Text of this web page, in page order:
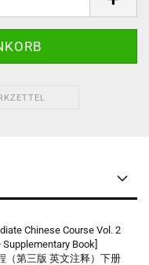
Chinese Course Vol. 2
Book]
（第三版 英文注释）下册